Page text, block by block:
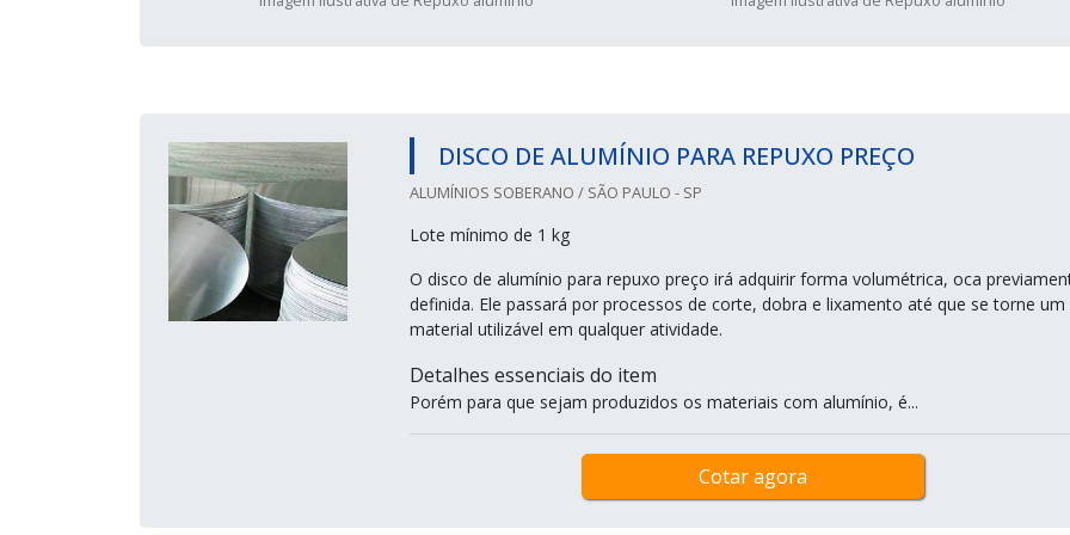
DISCO DE ALUMÍNIO PARA REPUXO PREÇO
ALUMÍNIOS SOBERANO / SÃO PAULO - SP
Lote mínimo de 1 kg
O disco de alumínio para repuxo preço irá adquirir forma volumétrica, oca
definida. Ele passará por processos de corte, dobra e lixamento até que se torne um
material utilizável em qualquer atividade.
Detalhes essenciais do item
Porém para que sejam produzidos os materiais com alumínio, é...
Cotar agora